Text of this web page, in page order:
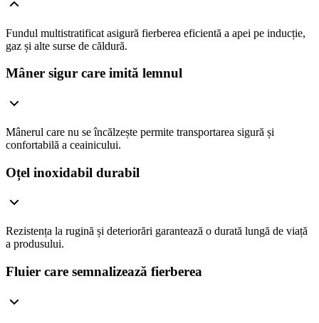
Fundul multistratificat asigură fierberea eficientă a apei pe inducție,
gaz și alte surse de căldură.
Mâner sigur care imită lemnul
Mânerul care nu se încălzește permite transportarea sigură și
confortabilă a ceainicului.
Oțel inoxidabil durabil
Rezistența la rugină și deteriorări garantează o durată lungă de viață
a produsului.
Fluier care semnalizează fierberea